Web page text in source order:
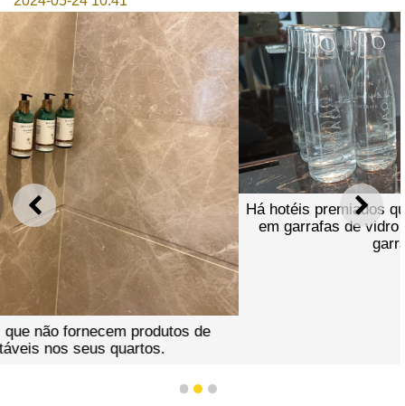
ANTERIOR
Há hotéis premiados que disponibilizam água engarrafada
em garrafas de vidro reutilizáveis em substituição das
garrafas de plástico.
1 2 3